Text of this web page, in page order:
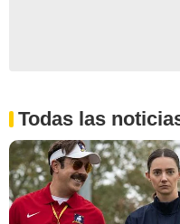
Todas las